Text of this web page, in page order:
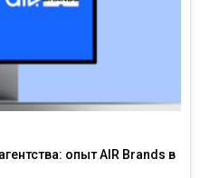
опыт AIR Brands в